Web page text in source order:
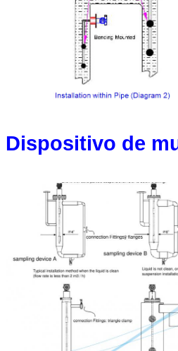
Dispositivo de